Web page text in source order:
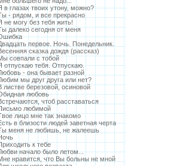
в глазах твоих утону, можно?
- рядом, и все прекрасно
не могу без тебя жить!
далеко сегодня от меня
первое. Ночь. Понедельник.
сказка дождя (рассказ)
совпали с тобой
отпускаю тебя. Отпускаю.
- она бывает разной
мы друг друга или нет?
листве березовой, осиновой
любовь
чтоб расставаться
любимой
лицо мне так знакомо
в близости людей заветная черта
меня не любишь, не жалеешь
к тебе
начало было летом...
нравится, что Вы больны не мной